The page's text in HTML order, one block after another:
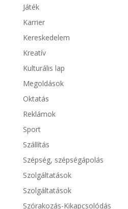
Játék
Karrier
Kereskedelem
Kreatív
Kulturális lap
Megoldások
Oktatás
Reklámok
Sport
Szállítás
Szépség, szépségápolás
Szolgáltatások
Szolgáltatások
Szórakozás-Kikapcsolódás